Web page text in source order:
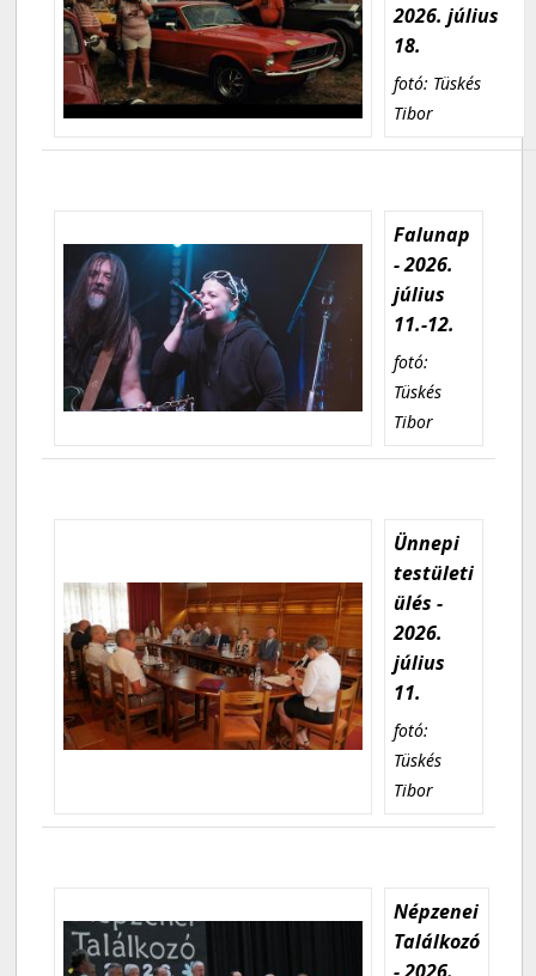
2026. július
18.
fotó: Tüskés
Tibor
Falunap
- 2026.
július
11.-12.
fotó:
Tüskés
Tibor
Ünnepi
testületi
ülés -
2026.
július
11.
fotó:
Tüskés
Tibor
Népzenei
Találkozó